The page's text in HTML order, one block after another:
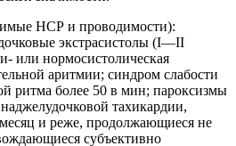
НСР и проводимости):
экстрасистолы (I—II
или нормосистолическая
аритмии; синдром слабости
ритма более 50 в мин; пароксизмы
тахикардии,
и реже, продолжающиеся не
субъективно